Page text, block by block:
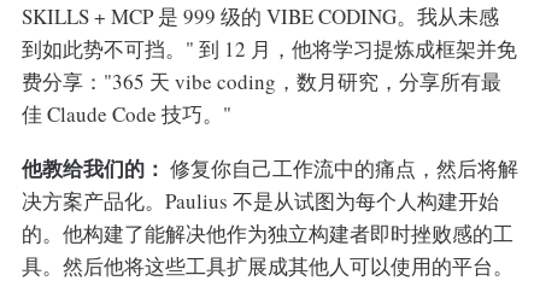
SKILLS + MCP 是 999 级的 VIBE CODING。我从未感
到如此势不可挡。" 到 12 月，他将学习提炼成框架并免
费分享："365 天 vibe coding，数月研究，分享所有最
佳 Claude Code 技巧。"
他教给我们的： 修复你自己工作流中的痛点，然后将解
决方案产品化。Paulius 不是从试图为每个人构建开始
的。他构建了能解决他作为独立构建者即时挫败感的工
具。然后他将这些工具扩展成其他人可以使用的平台。